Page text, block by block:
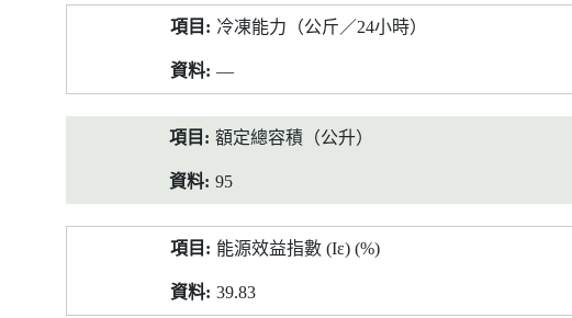
冷凍能力（公斤／24小時）
—
額定總容積（公升）
95
能源效益指數 (Iε) (%)
39.83